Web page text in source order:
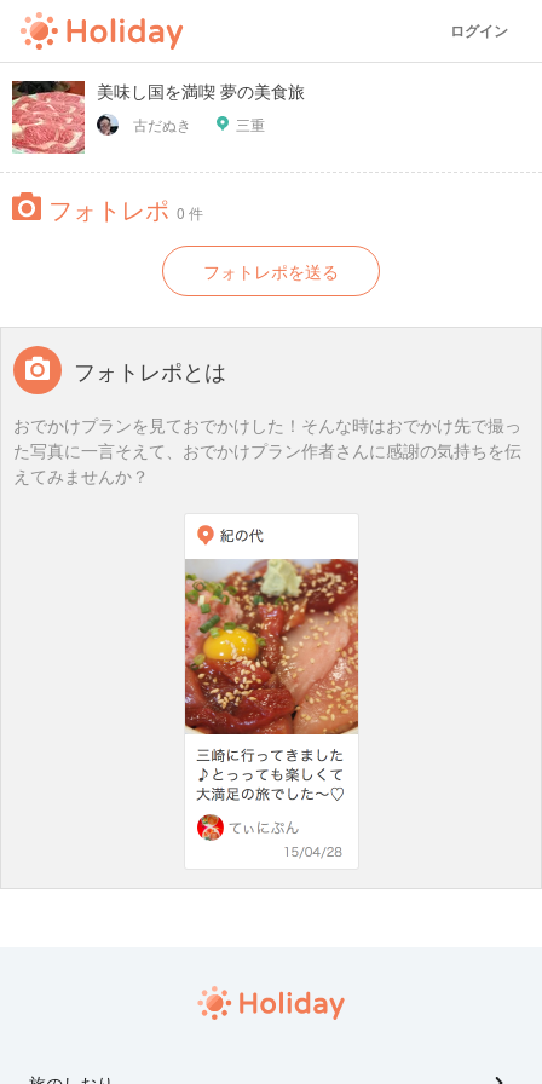
ログイン
美味し国を満喫 夢の美食旅
古だぬき 三重
フォトレポ 0 件
フォトレポを送る
フォトレポとは
おでかけプランを見ておでかけした！そんな時はおでかけ先で撮っ
た写真に一言そえて、おでかけプラン作者さんに感謝の気持ちを伝
えてみませんか？